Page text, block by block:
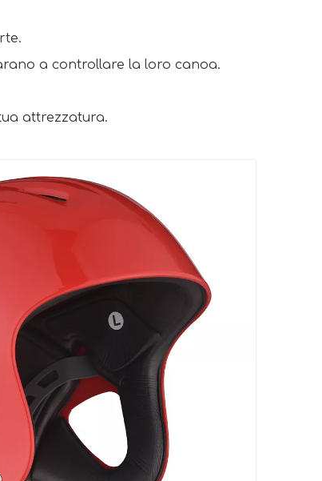
a controllare la loro canoa.
attrezzatura.